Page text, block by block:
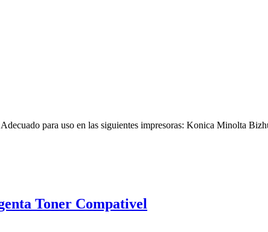
para uso en las siguientes impresoras: Konica Minolta
Toner Compativel